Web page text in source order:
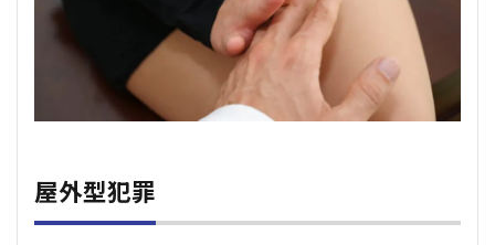
屋外型犯罪